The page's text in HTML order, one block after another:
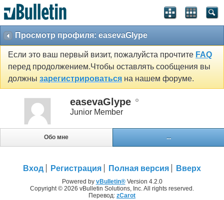
Просмотр профиля: easevaGlype
Если это ваш первый визит, пожалуйста прочтите FAQ
перед продолжением.Чтобы оставлять сообщения вы
должны зарегистрироваться на нашем форуме.
easevaGlype
Junior Member
Обо мне ...
Вход Регистрация Полная версия Вверх
Powered by vBulletin®Version 4.2.0
Copyright © 2026 vBulletin Solutions, Inc. All rights reserved.
Перевод: zCarot